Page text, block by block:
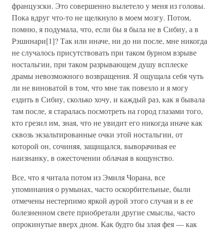
французски. Это совершенно вылетело у меня из головы.
Пока вдруг что-то не щелкнуло в моем мозгу. Потом,
помню, я подумала, что, если бы я была не в Сибиу, а в
Рэшинари[1]? Так или иначе, ни до ни после, мне никогда
не случалось присутствовать при таком бурном взрыве
ностальгии, при таком разрывающем душу всплеске
драмы невозможного возвращения. Я ощущала себя чуть
ли не виноватой в том, что мне так повезло и я могу
ездить в Сибиу, сколько хочу, и каждый раз, как я бывала
там после, я старалась посмотреть на город глазами того,
кто грезил им, зная, что не увидит его никогда иначе как
сквозь экзальтированные очки этой ностальгии, от
которой он, сочиняя, защищался, выворачивая ее
наизнанку, в ожесточении облачая в кощунство.
Все, что я читала потом из Эмиля Чорана, все
упоминания о румынах, часто оскорбительные, были
отмечены нестерпимо яркой аурой этого случая и в ее
болезненном свете приобретали другие смыслы, часто
опрокинутые вверх дном. Как будто бы злая фея — как